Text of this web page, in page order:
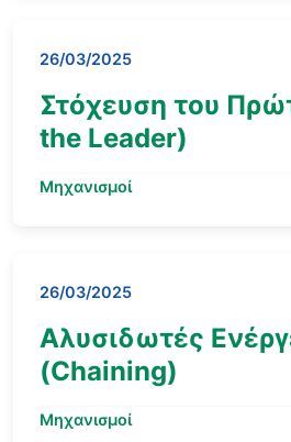
26/03/2025
Στόχευση του
the Leader)
Μηχανισμοί
26/03/2025
Αλυσιδωτές
(Chaining)
Μηχανισμοί